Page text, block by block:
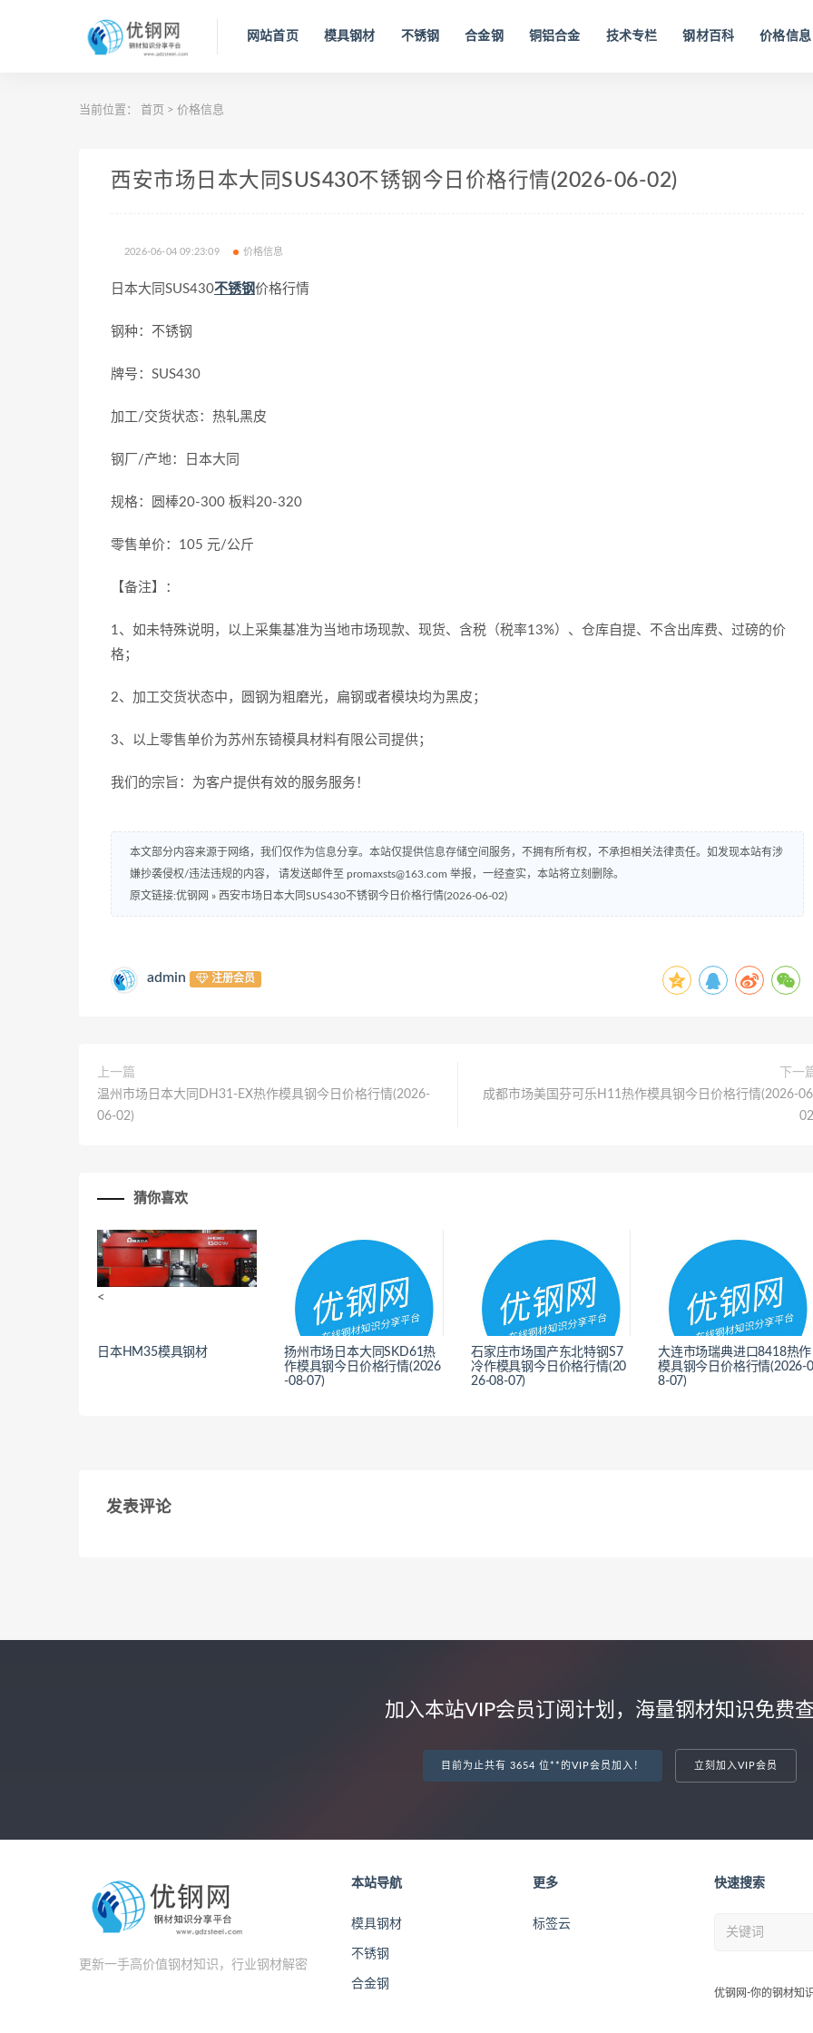
网站首页 模具钢材 不锈钢 合金钢 铜铝合金 技术专栏 钢材百科 价格信息
当前位置： 首页 > 价格信息
西安市场日本大同SUS430不锈钢今日价格行情(2026-06-02)
2026-06-04 09:23:09 价格信息
日本大同SUS430不锈钢价格行情
钢种：不锈钢
牌号：SUS430
加工/交货状态：热轧黑皮
钢厂/产地：日本大同
规格：圆棒20-300 板料20-320
零售单价：105 元/公斤
【备注】：
1、如未特殊说明，以上采集基准为当地市场现款、现货、含税（税率13%）、仓库自提、不含出库费、过磅的价
格；
2、加工交货状态中，圆钢为粗磨光，扁钢或者模块均为黑皮；
3、以上零售单价为苏州东锜模具材料有限公司提供；
我们的宗旨：为客户提供有效的服务服务！
本文部分内容来源于网络，我们仅作为信息分享。本站仅提供信息存储空间服务，不拥有所有权，不承担相关法律责任。如发现本站有涉
嫌抄袭侵权/违法违规的内容， 请发送邮件至 promaxsts@163.com 举报，一经查实，本站将立刻删除。
原文链接:优钢网 » 西安市场日本大同SUS430不锈钢今日价格行情(2026-06-02)
admin 注册会员
上一篇
温州市场日本大同DH31-EX热作模具钢今日价格行情(2026-
06-02)
下一
成都市场美国芬可乐H11热作模具钢今日价格行情(2026-
猜你喜欢
<
日本HM35模具钢材
扬州市场日本大同SKD61热
作模具钢今日价格行情(2026
-08-07)
石家庄市场国产东北特钢S7
冷作模具钢今日价格行情(20
26-08-07)
大连市场瑞典进口8418热作
模具钢今日价格行情(2026-0
8-07)
发表评论
加入本站VIP会员订阅计划，海量钢材知识免费
目前为止共有 3654 位**的VIP会员加入！ 立刻加入VIP会员
更新一手高价值钢材知识，行业钢材解密
本站导航
模具钢材
不锈钢
合金钢
更多
标签云
快速搜索
优钢网-你的钢材知